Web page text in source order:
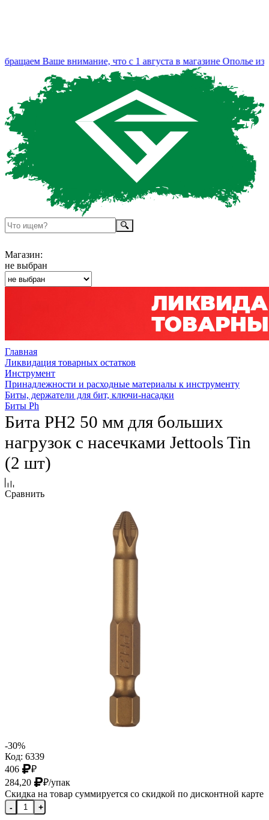
Ваше внимание, что с 1 августа в магазине Ополье
Магазин:
не выбран
Главная
Ликвидация товарных остатков
Инструмент
Принадлежности и расходные материалы к инструменту
Биты, держатели для бит, ключи-насадки
Биты Ph
Бита PH2 50 мм для больших
нагрузок с насечками Jettools Tin
(2 шт)
Сравнить
-30%
Код: 6339
406
₽
284,20
₽/упак
Скидка на товар суммируется со скидкой по дисконтной карте
- +